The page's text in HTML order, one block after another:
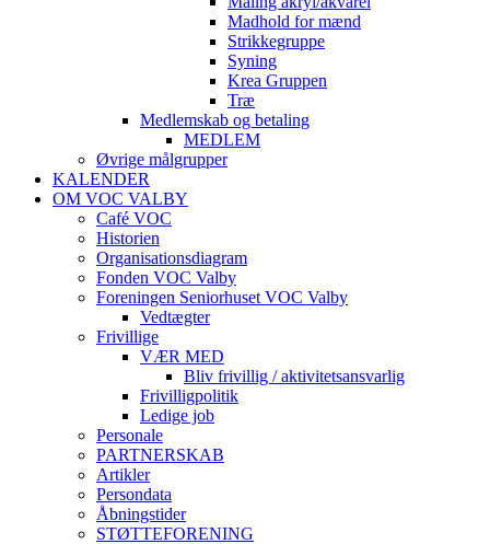
Madhold for mænd
Strikkegruppe
Syning
Krea Gruppen
Træ
Medlemskab og betaling
MEDLEM
Øvrige målgrupper
KALENDER
OM VOC VALBY
Café VOC
Historien
Organisationsdiagram
Fonden VOC Valby
Foreningen Seniorhuset VOC Valby
Vedtægter
Frivillige
VÆR MED
Bliv frivillig / aktivitetsansvarlig
Frivilligpolitik
Ledige job
Personale
PARTNERSKAB
Artikler
Persondata
Åbningstider
STØTTEFORENING